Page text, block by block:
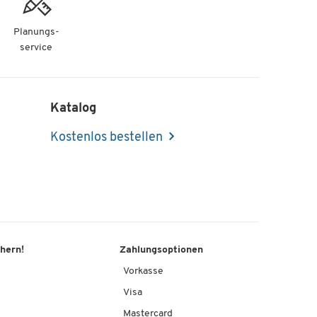
Planungs-
service
Katalog
Kostenlos bestellen
Zahlungsoptionen
Vorkasse
Visa
Mastercard